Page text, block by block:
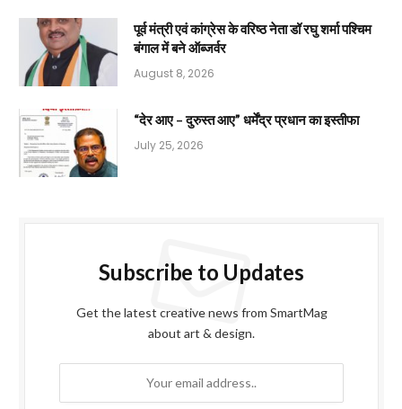
पूर्व मंत्री एवं कांग्रेस के वरिष्ठ नेता डॉ रघु शर्मा पश्चिम
बंगाल में बने ऑब्जर्वर
August 8, 2026
“देर आए – दुरुस्त आए” धर्मेंद्र प्रधान का इस्तीफा
July 25, 2026
Subscribe to Updates
Get the latest creative news from SmartMag
about art & design.